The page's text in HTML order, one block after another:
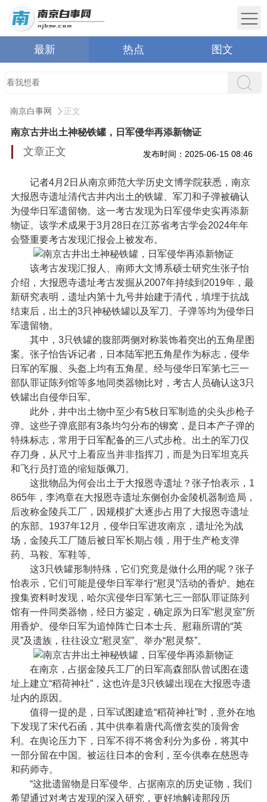
最新 热点 图文
南京白事网 正文
南京古井出土神秘铁罐，日军侵华再添新物证
文章正文 发布时间：2025-06-15 08:46
记者4月2日从南京师范大学历史文博学院获悉，南京
大报恩寺遗址清代古井内出土的铁罐、军刀和子弹被确认
为侵华日军遗留物。这一考古发现为日军侵华史实再添新
物证。该学术成果于3月28日在江苏省考古学会2024年年
会暨重要考古发现汇报会上被发布。
该考古发现汇报人、南师大文博系硕士研究生张子怡
介绍，大报恩寺遗址考古发掘从2007年持续到2019年，最
新研究表明，遗址内第十九号井始建于清代，填埋于抗战
结束后，出土的3只神秘铁罐以及军刀、子弹等均为侵华日
军遗留物。
其中，3只铁罐的腹部两侧对称装饰着突出的五角星图
案。张子怡告诉记者，日本陆军把五角星作为标志，侵华
日军的军服、头盔上均有五角星。经与侵华日军第七三一
部队罪证陈列馆等多地同类器物比对，考古人员确认这3只
铁罐出自侵华日军。
此外，井中出土物中至少有5枚日军制造的尖头步枪子
弹。这些子弹底部有3条均匀分布的铆窝，是日本产子弹的
特殊标志，常用于日军配备的三八式步枪。出土的军刀仅
存刀身，从尺寸上看应当并非指挥刀，而是为日军坦克兵
和飞行员打造的缩短版佩刀。
这批物品为何会出土于大报恩寺遗址？张子怡表示，1
865年，李鸿章在大报恩寺遗址东侧创办金陵机器制造局，
后改称金陵兵工厂，因规模扩大逐步占用了大报恩寺遗址
的东部。1937年12月，侵华日军进攻南京，遗址沦为战
场，金陵兵工厂随后被日军长期占领，用于生产枪支弹
药、马鞍、军鞋等。
这3只铁罐形制特殊，它们究竟是做什么用的呢？张子
怡表示，它们可能是侵华日军举行“慰灵”活动的香炉。她在
搜集资料时发现，哈尔滨侵华日军第七三一部队罪证陈列
馆有一件同类器物，经日方鉴定，确定原为日军“慰灵室”所
用香炉。侵华日军为追悼阵亡日本士兵、慰藉所谓的“英
灵”及遗族，往往设立“慰灵室”、举办“慰灵祭”。
在南京，占据金陵兵工厂的日军高森部队曾试图在遗
址上建立“稻荷神社”，这也许是3只铁罐出现在大报恩寺遗
址内的原因。
值得一提的是，日军试图建造“稻荷神社”时，意外在地
下发现了宋代石函，其中供奉着唐代高僧玄奘的顶骨舍
利。在舆论压力下，日军不得不将舍利分为多份，将其中
一部分留在中国。被运往日本的舍利，至今供奉在慈恩寺
和药师寺。
“这批遗留物是日军侵华、占据南京的历史证物，我们
希望通过对考古发现的深入研究，更好地解读那段历